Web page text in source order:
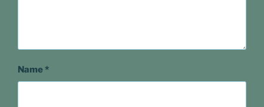
Name*